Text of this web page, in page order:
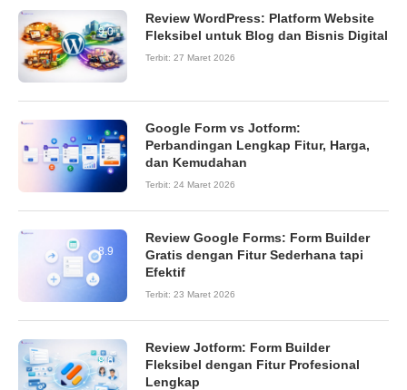
9.0
Review WordPress: Platform Website
Fleksibel untuk Blog dan Bisnis Digital
Terbit: 27 Maret 2026
Google Form vs Jotform:
Perbandingan Lengkap Fitur, Harga,
dan Kemudahan
Terbit: 24 Maret 2026
8.9
Review Google Forms: Form Builder
Gratis dengan Fitur Sederhana tapi
Efektif
Terbit: 23 Maret 2026
8.6
Review Jotform: Form Builder
Fleksibel dengan Fitur Profesional
Lengkap